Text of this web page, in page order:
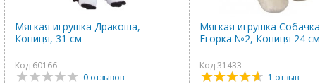
Мягкая игрушка Дракоша,
Копиця, 31 см
Код 60166
0 отзывов
Мягкая игрушка Собачка
Егорка №2, Копиця 24 см
Код 31433
1 отзыв